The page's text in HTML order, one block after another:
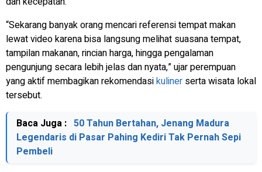
“Sekarang banyak orang mencari referensi tempat makan
lewat video karena bisa langsung melihat suasana tempat,
tampilan makanan, rincian harga, hingga pengalaman
pengunjung secara lebih jelas dan nyata,” ujar perempuan
yang aktif membagikan rekomendasikuliner serta wisata lokal
tersebut.
Baca Juga : 50 Tahun Bertahan, Jenang Madura
Legendaris di Pasar Pahing Kediri Tak Pernah Sepi
Pembeli